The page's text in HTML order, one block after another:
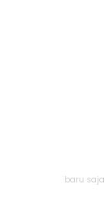
baru saja